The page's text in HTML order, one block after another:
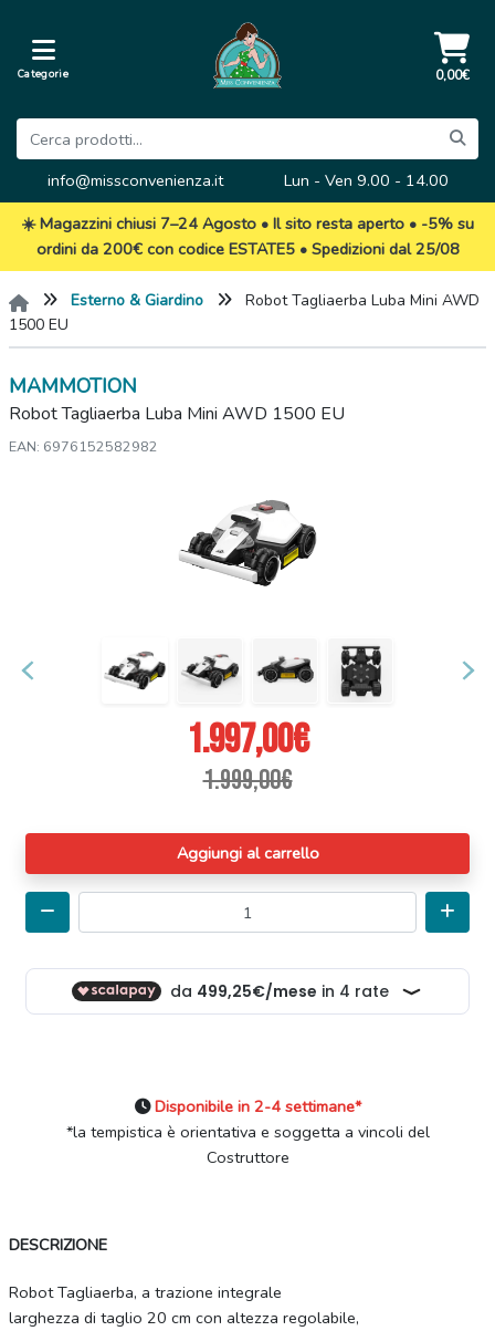
Categorie 0,00€
info@missconvenienza.it
Lun - Ven 9.00 - 14.00
☀️ Magazzini chiusi 7–24 Agosto • Il sito resta aperto • -5% su
ordini da 200€ con codice ESTATE5 • Spedizioni dal 25/08
Esterno & Giardino
Robot Tagliaerba Luba Mini AWD
1500 EU
MAMMOTION
Robot Tagliaerba Luba Mini AWD 1500 EU
EAN: 6976152582982
Precedente
1.997,00€
1.999,00€
Aggiungi al carrello
Disponibile in 2-4 settimane*
*la tempistica è orientativa e soggetta a vincoli del
Costruttore
DESCRIZIONE
Robot Tagliaerba, a trazione integrale
larghezza di taglio 20 cm con altezza regolabile,